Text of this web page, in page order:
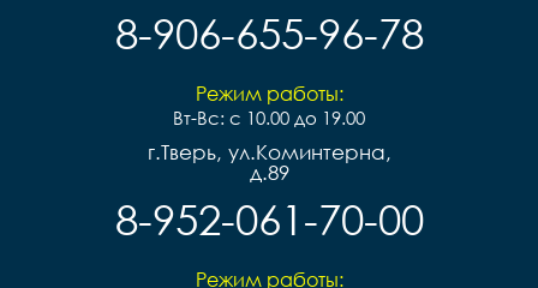
8-906-655-96-78
Режим работы:
Вт-Вс: с 10.00 до 19.00
г.Тверь, ул.Коминтерна,
д.89
8-952-061-70-00
Режим работы: